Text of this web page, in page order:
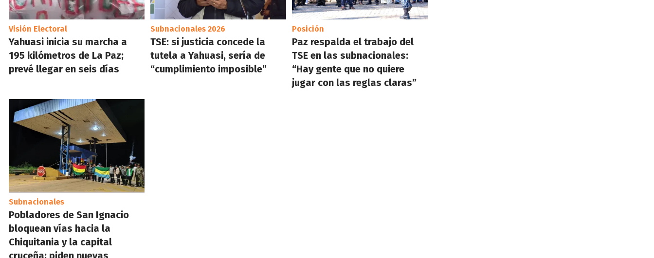
Visión Electoral
Yahuasi inicia su marcha a
195 kilómetros de La Paz;
prevé llegar en seis días
Subnacionales 2026
TSE: si justicia concede la
tutela a Yahuasi, sería de
“cumplimiento imposible”
Posición
Paz respalda el trabajo del
TSE en las subnacionales:
“Hay gente que no quiere
jugar con las reglas claras”
Subnacionales
Pobladores de San Ignacio
bloquean vías hacia la
Chiquitania y la capital
cruceña; piden nuevas